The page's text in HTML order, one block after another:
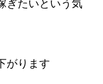
ぎたいという気
がります